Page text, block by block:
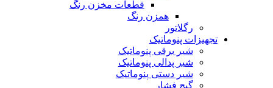
قطعات مخزن رنگ
همزن رنگ
رگلاتور
تجهیزات پنوماتیک
شیر برقی پنوماتیک
شیر پدالی پنوماتیک
شیر دستی پنوماتیک
گیج فشار